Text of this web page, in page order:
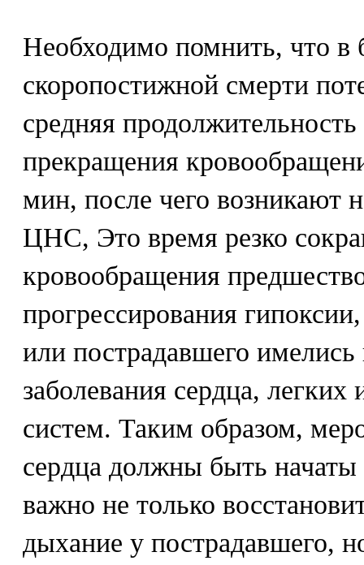
Необходимо помнить, что в
скоропостижной смерти
средняя
прекращения
мин, после чего возникают
ЦНС, Это время резко
кровообращения
прогрессирования
или пострадавшего имелись
заболевания сердца,
систем. Таким образом,
сердца должны быть начаты
важно не только
дыхание у пострадавшего,